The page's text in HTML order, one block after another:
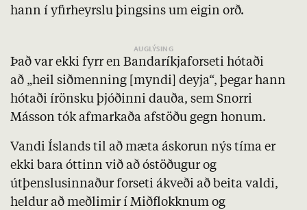
hann í yfirheyrslu þingsins um eigin orð.
Það var ekki fyrr en Bandaríkjaforseti hótaði
að „heil siðmenning [myndi] deyja“, þegar hann
hótaði írönsku þjóðinni dauða, sem Snorri
Másson tók afmarkaða afstöðu gegn honum.
Vandi Íslands til að mæta áskorun nýs tíma er
ekki bara óttinn við að óstöðugur og
útþenslusinnaður forseti ákveði að beita valdi,
heldur að meðlimir í Miðflokknum og